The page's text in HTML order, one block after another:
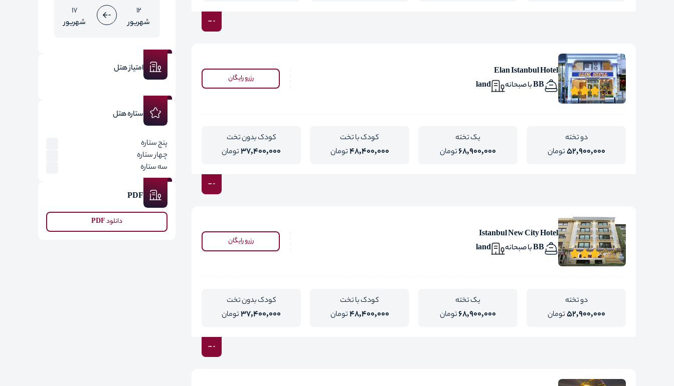
Elan Istanbul Hotel
BB با صبحانه
land
رزرو رایگان
دو تخته
52,900,000تومان
یک تخته
68,900,000تومان
کودک با تخت
48,400,000تومان
کودک بدون تخت
37,400,000تومان
Istanbul New City Hotel
BB با صبحانه
land
رزرو رایگان
دو تخته
52,900,000تومان
یک تخته
68,900,000تومان
کودک با تخت
48,400,000تومان
کودک بدون تخت
37,400,000تومان
12
شهریور
17
شهریور
امتیاز هتل
ستاره هتل
پنج ستاره
چهار ستاره
سه ستاره
PDF
دانلود PDF